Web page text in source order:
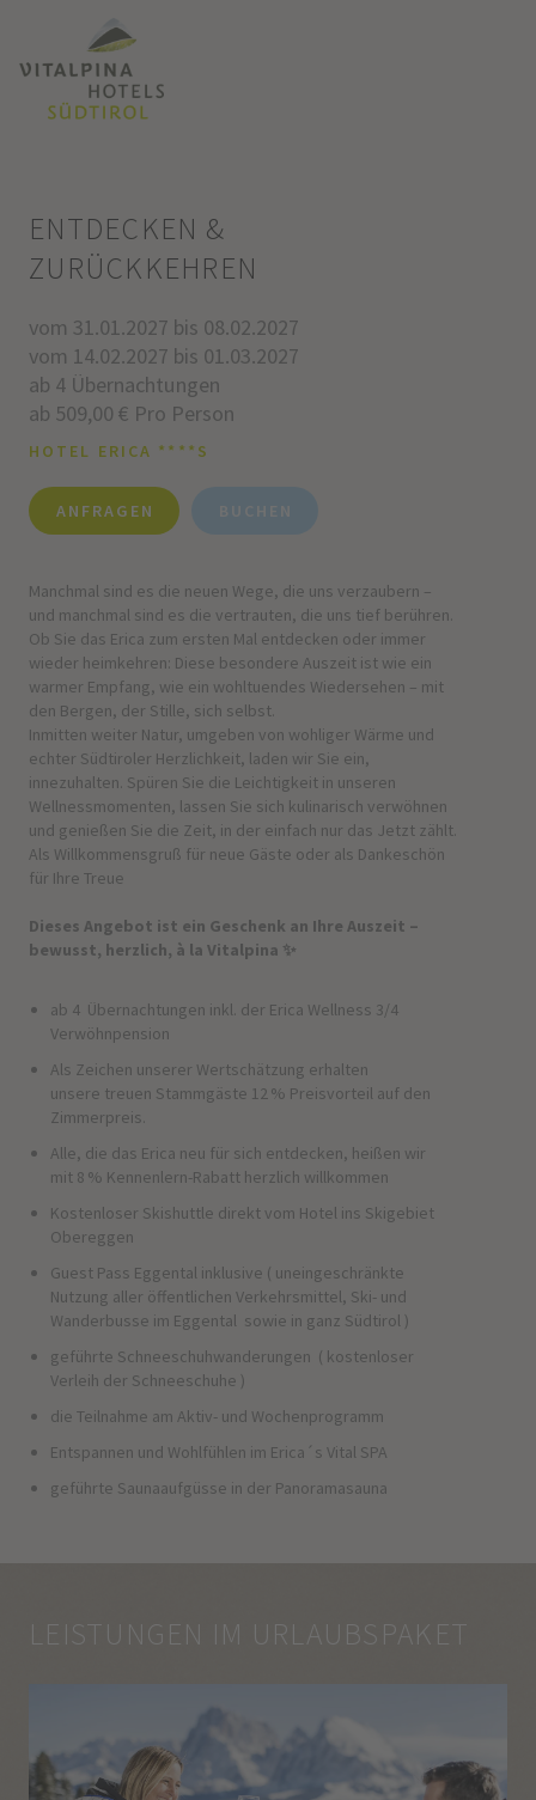
ENTDECKEN &
ZURÜCKKEHREN
vom 31.01.2027 bis 08.02.2027
vom 14.02.2027 bis 01.03.2027
ab 4 Übernachtungen
ab 509,00 € Pro Person
HOTEL ERICA ****S
ANFRAGEN BUCHEN
Manchmal sind es die neuen Wege, die uns verzaubern –
und manchmal sind es die vertrauten, die uns tief berühren.
Ob Sie das Erica zum ersten Mal entdecken oder immer
wieder heimkehren: Diese besondere Auszeit ist wie ein
warmer Empfang, wie ein wohltuendes Wiedersehen – mit
den Bergen, der Stille, sich selbst.
Inmitten weiter Natur, umgeben von wohliger Wärme und
echter Südtiroler Herzlichkeit, laden wir Sie ein,
innezuhalten. Spüren Sie die Leichtigkeit in unseren
Wellnessmomenten, lassen Sie sich kulinarisch verwöhnen
und genießen Sie die Zeit, in der einfach nur das Jetzt zählt.
Als Willkommensgruß für neue Gäste oder als Dankeschön
für Ihre Treue
Dieses Angebot ist ein Geschenk an Ihre Auszeit –
bewusst, herzlich, à la Vitalpina ✨
ab 4 Übernachtungen inkl. der Erica Wellness 3/4
Verwöhnpension
Als Zeichen unserer Wertschätzung erhalten
unsere treuen Stammgäste 12 % Preisvorteil auf den
Zimmerpreis.
Alle, die das Erica neu für sich entdecken, heißen wir
mit 8 % Kennenlern-Rabatt herzlich willkommen
Kostenloser Skishuttle direkt vom Hotel ins Skigebiet
Obereggen
Guest Pass Eggental inklusive ( uneingeschränkte
Nutzung aller öffentlichen Verkehrsmittel, Ski- und
Wanderbusse im Eggental sowie in ganz Südtirol )
geführte Schneeschuhwanderungen ( kostenloser
Verleih der Schneeschuhe )
die Teilnahme am Aktiv- und Wochenprogramm
Entspannen und Wohlfühlen im Erica´s Vital SPA
geführte Saunaaufgüsse in der Panoramasauna
LEISTUNGEN IM URLAUBSPAKET